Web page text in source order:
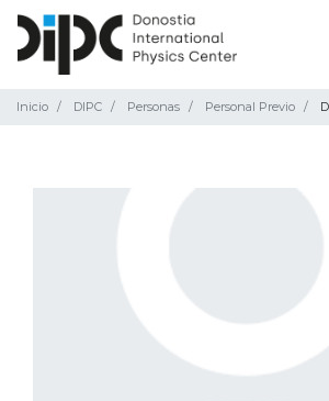
Inicio DIPC Personas Personal Previo